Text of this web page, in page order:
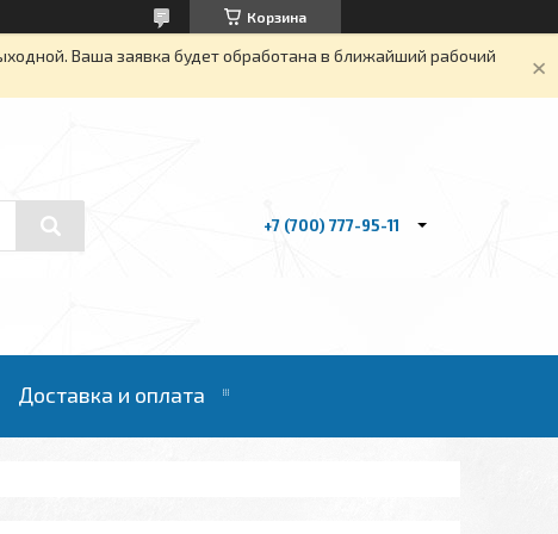
Корзина
Ваша заявка будет обработана в ближайший рабочий
+7 (700) 777-95-11
Доставка и оплата